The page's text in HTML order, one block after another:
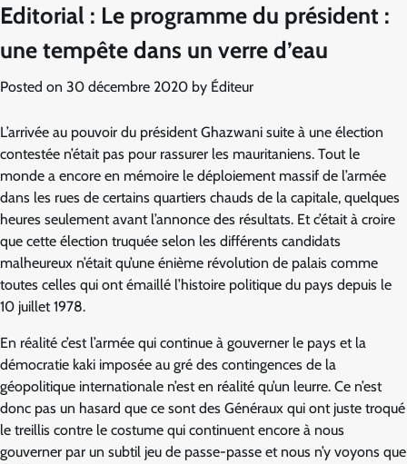
Editorial : Le programme du président :
une tempête dans un verre d’eau
Posted on 30 décembre 2020 by Éditeur
L’arrivée au pouvoir du président Ghazwani suite à une élection
contestée n’était pas pour rassurer les mauritaniens. Tout le
monde a encore en mémoire le déploiement massif de l’armée
dans les rues de certains quartiers chauds de la capitale, quelques
heures seulement avant l’annonce des résultats. Et c’était à croire
que cette élection truquée selon les différents candidats
malheureux n’était qu’une énième révolution de palais comme
toutes celles qui ont émaillé l’histoire politique du pays depuis le
10 juillet 1978.
En réalité c’est l’armée qui continue à gouverner le pays et la
démocratie kaki imposée au gré des contingences de la
géopolitique internationale n’est en réalité qu’un leurre. Ce n’est
donc pas un hasard que ce sont des Généraux qui ont juste troqué
le treillis contre le costume qui continuent encore à nous
gouverner par un subtil jeu de passe-passe et nous n’y voyons que